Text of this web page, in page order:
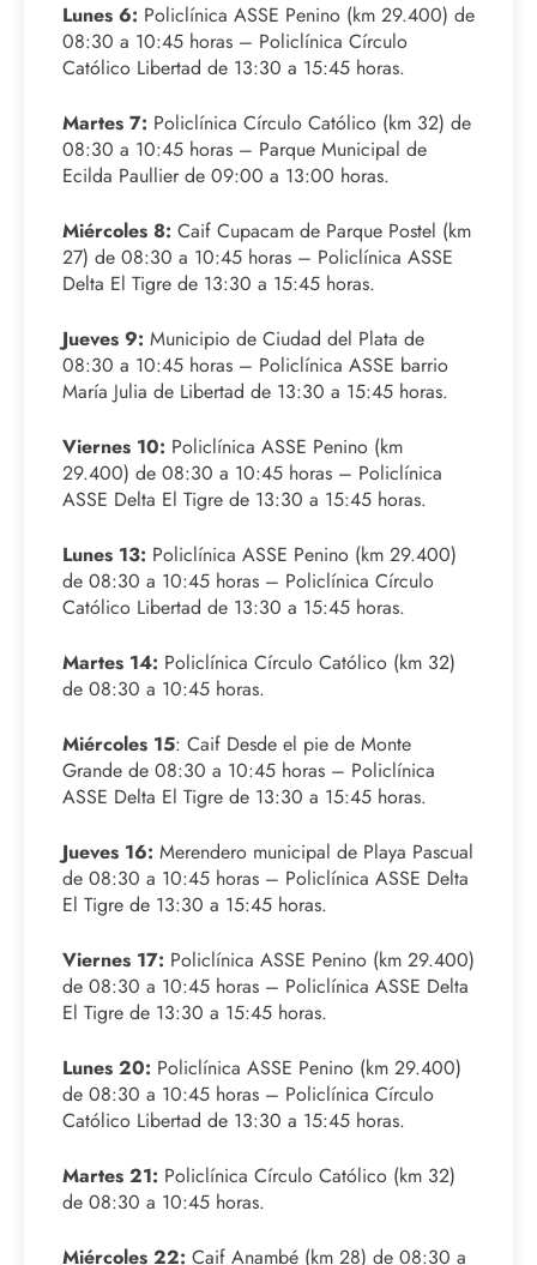
Lunes 6: Policlínica ASSE Penino (km 29.400) de
08:30 a 10:45 horas – Policlínica Círculo
Católico Libertad de 13:30 a 15:45 horas.
Martes 7: Policlínica Círculo Católico (km 32) de
08:30 a 10:45 horas – Parque Municipal de
Ecilda Paullier de 09:00 a 13:00 horas.
Miércoles 8: Caif Cupacam de Parque Postel (km
27) de 08:30 a 10:45 horas – Policlínica ASSE
Delta El Tigre de 13:30 a 15:45 horas.
Jueves 9: Municipio de Ciudad del Plata de
08:30 a 10:45 horas – Policlínica ASSE barrio
María Julia de Libertad de 13:30 a 15:45 horas.
Viernes 10: Policlínica ASSE Penino (km
29.400) de 08:30 a 10:45 horas – Policlínica
ASSE Delta El Tigre de 13:30 a 15:45 horas.
Lunes 13: Policlínica ASSE Penino (km 29.400)
de 08:30 a 10:45 horas – Policlínica Círculo
Católico Libertad de 13:30 a 15:45 horas.
Martes 14: Policlínica Círculo Católico (km 32)
de 08:30 a 10:45 horas.
Miércoles 15: Caif Desde el pie de Monte
Grande de 08:30 a 10:45 horas – Policlínica
ASSE Delta El Tigre de 13:30 a 15:45 horas.
Jueves 16: Merendero municipal de Playa Pascual
de 08:30 a 10:45 horas – Policlínica ASSE Delta
El Tigre de 13:30 a 15:45 horas.
Viernes 17: Policlínica ASSE Penino (km 29.400)
de 08:30 a 10:45 horas – Policlínica ASSE Delta
El Tigre de 13:30 a 15:45 horas.
Lunes 20: Policlínica ASSE Penino (km 29.400)
de 08:30 a 10:45 horas – Policlínica Círculo
Católico Libertad de 13:30 a 15:45 horas.
Martes 21: Policlínica Círculo Católico (km 32)
de 08:30 a 10:45 horas.
Miércoles 22: Caif Anambé (km 28) de 08:30 a